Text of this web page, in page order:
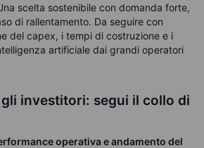
scelta sostenibile con domanda forte,
di rallentamento. Da seguire con
del capex, i tempi di costruzione e i
artificiale dai grandi operatori
investitori: segui il collo di
operativa e andamento del